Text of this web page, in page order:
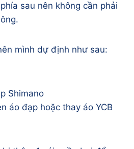
sau nên không cần phải
mình dự định như sau:
Shimano
áo đạp hoặc thay áo YCB